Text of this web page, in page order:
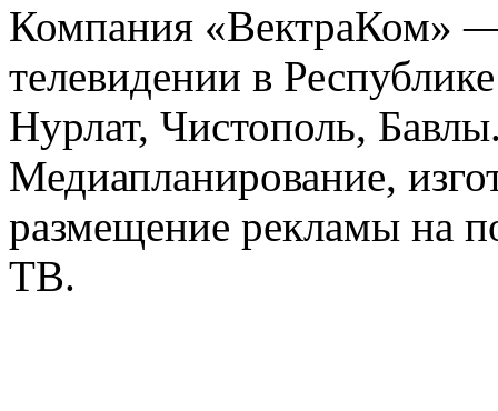
Компания «ВектраКом»
телевидении в
Нурлат, Чистополь,
Медиапланирование,
размещение рекламы на
ТВ.